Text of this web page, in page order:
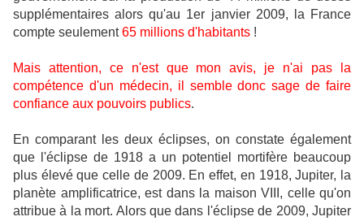
supplémentaires alors qu'au 1er janvier 2009, la France
compte seulement65 millions d'habitants !
Mais attention, ce n'est que mon avis, je n'ai pas la
compétence d'un médecin, il semble donc sage de faire
confiance aux pouvoirs publics.
En comparant les deux éclipses, on constate également
que l'éclipse de 1918 a un potentiel mortifère beaucoup
plus élevé que celle de 2009. En effet, en 1918, Jupiter, la
planète amplificatrice, est dans la maison VIII, celle qu'on
attribue à la mort. Alors que dans l'éclipse de 2009, Jupiter